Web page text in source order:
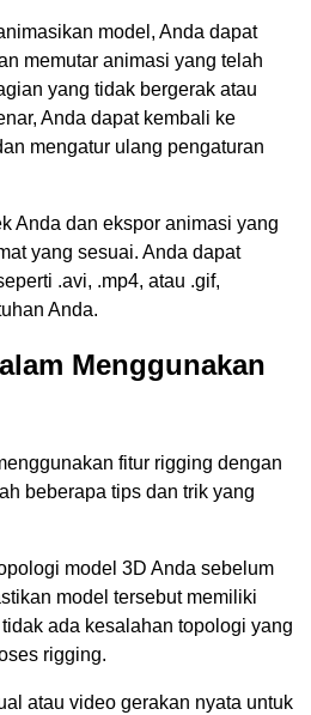
model, Anda dapat
memutar animasi yang telah
yang tidak bergerak atau
Anda dapat kembali ke
mengatur ulang pengaturan
Anda dan ekspor animasi yang
yang sesuai. Anda dapat
.avi, .mp4, atau .gif,
Anda.
Menggunakan
fitur rigging dengan
beberapa tips dan trik yang
model 3D Anda sebelum
model tersebut memiliki
ada kesalahan topologi yang
rigging.
atau video gerakan nyata untuk